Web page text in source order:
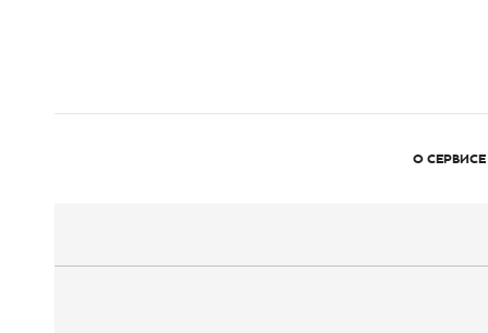
О СЕРВИСЕ